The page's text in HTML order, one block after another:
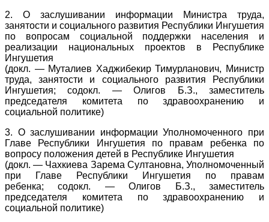
2. О заслушивании информации Министра труда,
занятости и социального развития Республики Ингушетия
по вопросам социальной поддержки населения и
реализации национальных проектов в Республике
Ингушетия
(докл. — Муталиев Хаджибекир Тимурланович, Министр
труда, занятости и социального развития Республики
Ингушетия;содокл. — Олигов Б.З., заместитель
председателя комитета по здравоохранению и
социальной политике)
3. О заслушивании информации Уполномоченного при
Главе Республики Ингушетия по правам ребенка по
вопросу положения детей в Республике Ингушетия
(докл. — Чахкиева Зарема Султановна, Уполномоченный
при Главе Республики Ингушетия по правам
ребенка;содокл. — Олигов Б.З., заместитель
председателя комитета по здравоохранению и
социальной политике)